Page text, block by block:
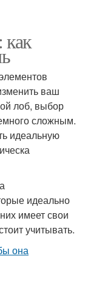
как
ваш
лоб, выбор
сложным.
идеальную
идеально
имеет свои
учитывать.